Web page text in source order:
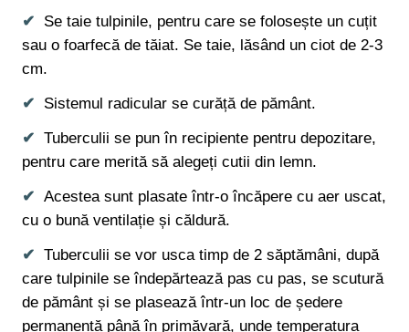
Se taie tulpinile, pentru care se folosește un cuțit
sau o foarfecă de tăiat. Se taie, lăsând un ciot de 2-3
cm.
Sistemul radicular se curăță de pământ.
Tuberculii se pun în recipiente pentru depozitare,
pentru care merită să alegeți cutii din lemn.
Acestea sunt plasate într-o încăpere cu aer uscat,
cu o bună ventilație și căldură.
Tuberculii se vor usca timp de 2 săptămâni, după
care tulpinile se îndepărtează pas cu pas, se scutură
de pământ și se plasează într-un loc de ședere
permanentă până în primăvară, unde temperatura